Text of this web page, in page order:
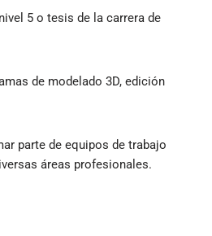
5 o tesis de la carrera de
de modelado 3D, edición
parte de equipos de trabajo
áreas profesionales.